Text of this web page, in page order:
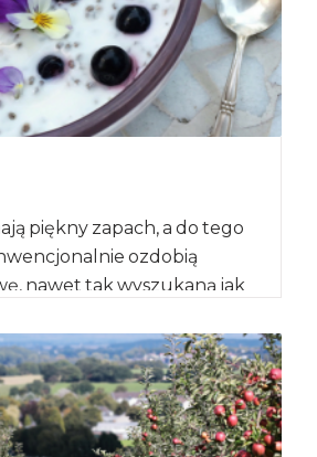
piękny zapach, a do tego
ozdobią
nawet tak wyszukaną jak